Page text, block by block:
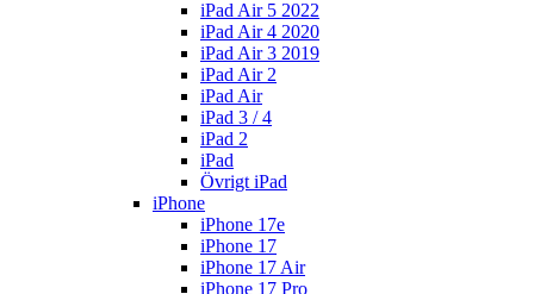
iPad Air 5 2022
iPad Air 4 2020
iPad Air 3 2019
iPad Air 2
iPad Air
iPad 3 / 4
iPad 2
iPad
Övrigt iPad
iPhone
iPhone 17e
iPhone 17
iPhone 17 Air
iPhone 17 Pro